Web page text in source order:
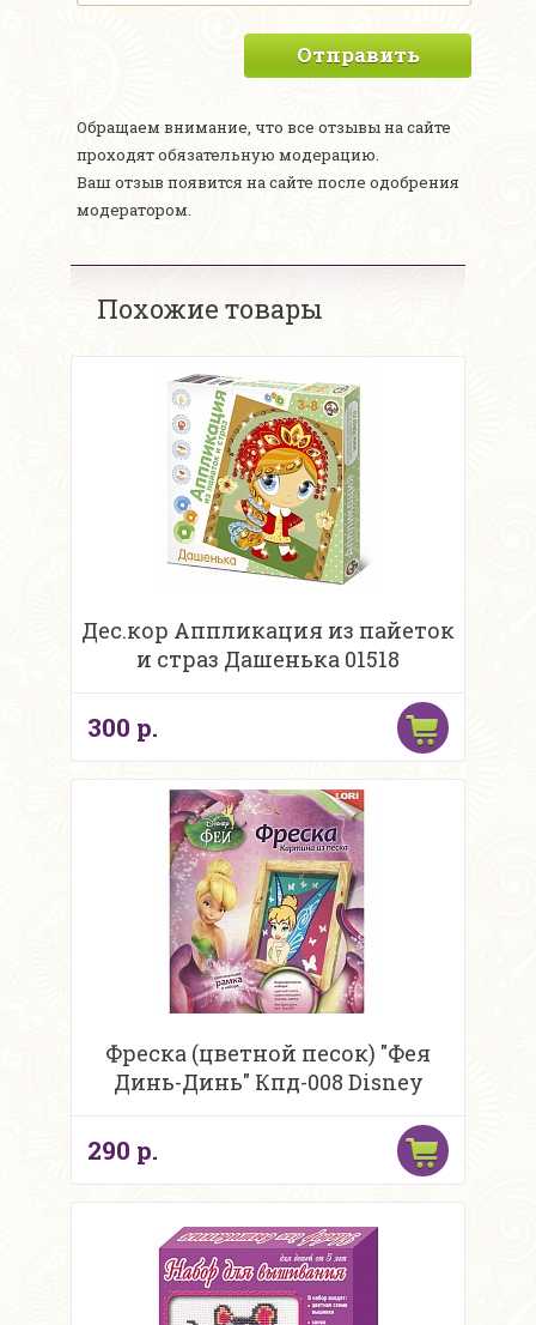
Отправить
Обращаем внимание, что все отзывы на сайте
проходят обязательную модерацию.
Ваш отзыв появится на сайте после одобрения
модератором.
Похожие товары
Дес.кор Аппликация из пайеток
и страз Дашенька 01518
300 р.
Фреска (цветной песок) "Фея
Динь-Динь" Кпд-008 Disney
290 р.